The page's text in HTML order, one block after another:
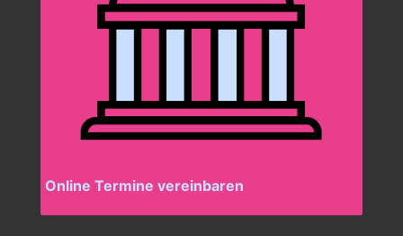
Online Termine vereinbaren